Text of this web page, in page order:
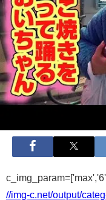
//img-c.net/output/